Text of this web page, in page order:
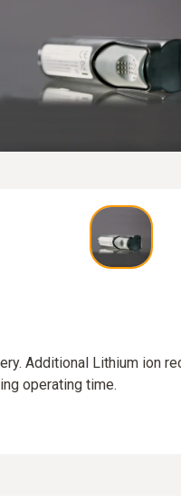
Additional Lithium ion
operating time.